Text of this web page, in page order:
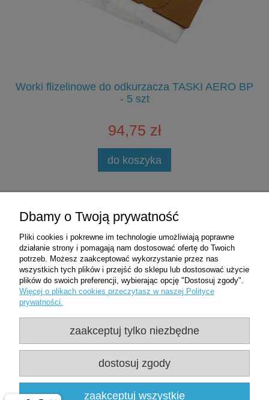
Worki flizelinowe do odkurzacza TASKI AERO BP
- 5 szt
94,75 zł
do koszyka
Zakupy
Pomoc
Moje konto
Użytkowanie sklepu oznacza zgodę na
wykorzystywanie plików cookies. Szczegółowe
informacje wPolityce prywatności
Dbamy o Twoją prywatność
Pliki cookies i pokrewne im technologie umożliwiają poprawne
działanie strony i pomagają nam dostosować ofertę do Twoich
potrzeb. Możesz zaakceptować wykorzystanie przez nas
wszystkich tych plików i przejść do sklepu lub dostosować użycie
plików do swoich preferencji, wybierając opcję "Dostosuj zgody".
Więcej o plikach cookies przeczytasz w naszej Polityce
prywatności.
zaakceptuj tylko niezbędne
dostosuj zgody
zaakceptuj wszystkie